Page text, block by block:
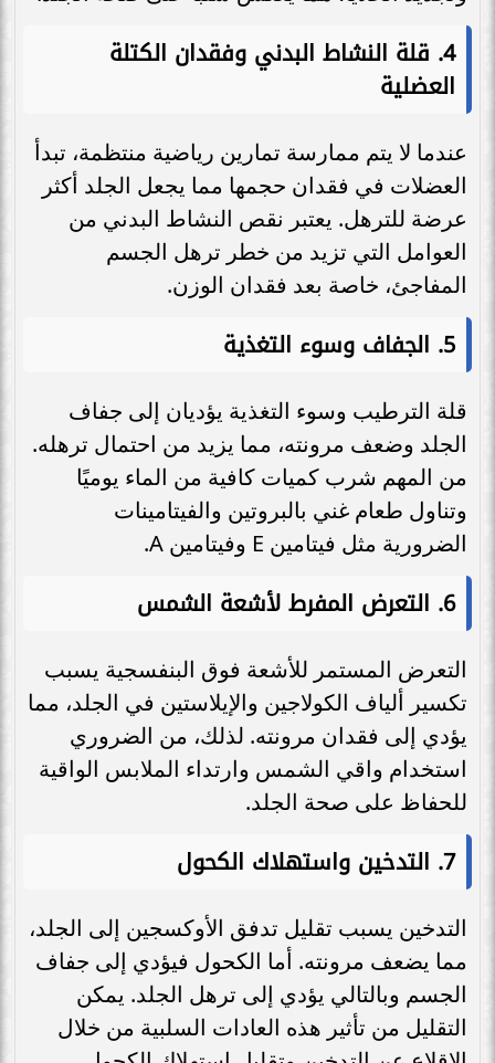
4. قلة النشاط البدني وفقدان الكتلة
العضلية
عندما لا يتم ممارسة تمارين رياضية منتظمة، تبدأ
العضلات في فقدان حجمها مما يجعل الجلد أكثر
عرضة للترهل. يعتبر نقص النشاط البدني من
العوامل التي تزيد من خطر ترهل الجسم
المفاجئ، خاصة بعد فقدان الوزن.
5. الجفاف وسوء التغذية
قلة الترطيب وسوء التغذية يؤديان إلى جفاف
الجلد وضعف مرونته، مما يزيد من احتمال ترهله.
من المهم شرب كميات كافية من الماء يوميًا
وتناول طعام غني بالبروتين والفيتامينات
الضرورية مثل فيتامين E وفيتامين A.
6. التعرض المفرط لأشعة الشمس
التعرض المستمر للأشعة فوق البنفسجية يسبب
تكسير ألياف الكولاجين والإيلاستين في الجلد، مما
يؤدي إلى فقدان مرونته. لذلك، من الضروري
استخدام واقي الشمس وارتداء الملابس الواقية
للحفاظ على صحة الجلد.
7. التدخين واستهلاك الكحول
التدخين يسبب تقليل تدفق الأوكسجين إلى الجلد،
مما يضعف مرونته. أما الكحول فيؤدي إلى جفاف
الجسم وبالتالي يؤدي إلى ترهل الجلد. يمكن
التقليل من تأثير هذه العادات السلبية من خلال